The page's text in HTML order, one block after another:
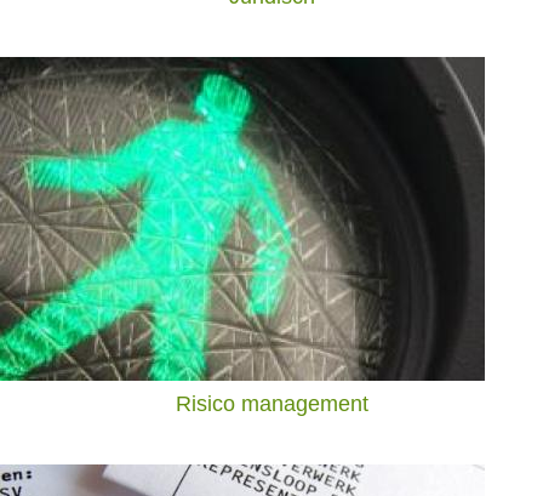
Risico management